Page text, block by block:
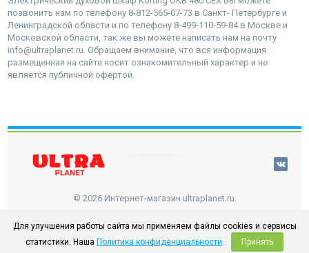
позвонить нам по телефону 8-812-565-07-73 в Санкт- Петербурге и
Ленинградской области и по телефону 8-499-110-59-84 в Москве и
Московской области, так же вы можете написать нам на почту
info@ultraplanet.ru. Обращаем внимание, что вся информация
размещенная на сайте носит ознакомительный характер и не
является публичной офертой.
© 2026 Интернет-магазин ultraplanet.ru.
наверх
Для улучшения работы сайта мы применяем файлы cookies и сервисы
статистики. Наша Политика конфиденциальности Принять